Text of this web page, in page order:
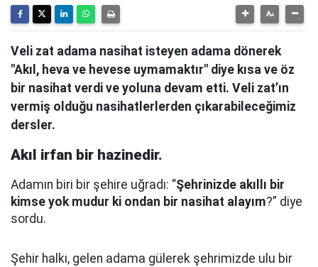
Veli zat adama nasihat isteyen adama dönerek
"Akıl, heva ve hevese uymamaktır" diye kısa ve öz
bir nasihat verdi ve yoluna devam etti. Veli zat’ın
vermiş olduğu nasihatlerlerden çıkarabileceğimiz
dersler.
Akıl irfan bir hazinedir.
Adamın biri bir şehire uğradı: “Şehrinizde akıllı bir
kimse yok mudur ki ondan bir nasihat alayım?” diye
sordu.
Şehir halkı, gelen adama gülerek şehrimizde ulu bir